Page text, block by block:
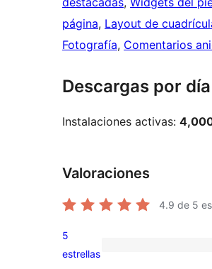
página, Layout de
Fotografía, Comentarios
Descargas por día
Instalaciones activas:
Valoraciones
4.9 de 5
89
5
estrellas